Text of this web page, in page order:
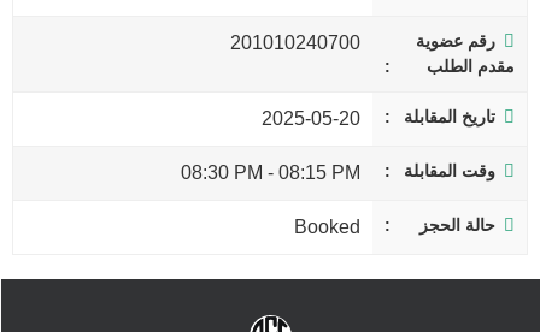
رقم عضوية
مقدم الطلب
201010240700
تاريخ المقابلة 2025-05-20
وقت المقابلة 08:15 PM
-
08:30 PM
حالة الحجز Booked